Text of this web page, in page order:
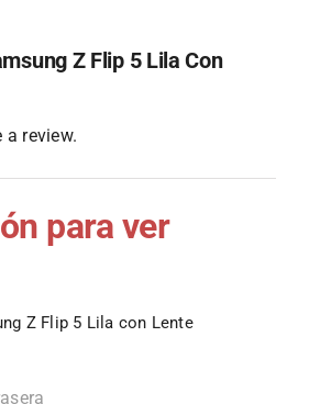
Z Flip 5 Lila Con
a review.
para ver
Z Flip 5 Lila con Lente